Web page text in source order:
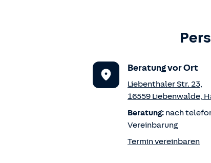
Beratung vor Ort
Liebenthaler Str. 23,
16559 Liebenwalde,
Beratung: nach
Vereinbarung
Termin vereinbaren